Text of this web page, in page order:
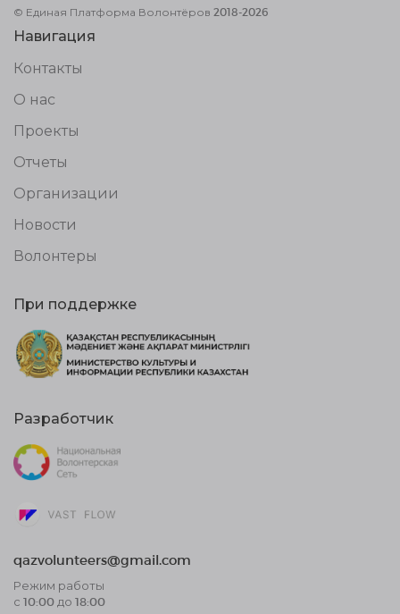
© Единая Платформа Волонтёров 2018-2026
Навигация
Контакты
О нас
Проекты
Отчеты
Организации
Новости
Волонтеры
При поддержке
Разработчик
qazvolunteers@gmail.com
Режим работы
с 10:00 до 18:00